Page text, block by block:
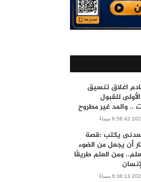
اغلاق تنسيق
للقبول
.. والمد غير مطروح
مساءً
يكتب :قصة
أن يجعل من الضوء
ومن العلم طريقًا
مساءً